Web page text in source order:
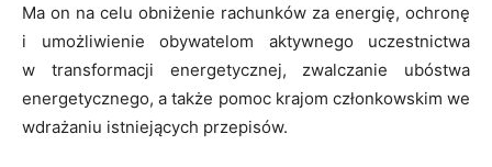
Ma on na celu obniżenie rachunków za energię, ochronę
i umożliwienie obywatelom aktywnego uczestnictwa
w transformacji energetycznej, zwalczanie ubóstwa
energetycznego, a także pomoc krajom członkowskim we
wdrażaniu istniejących przepisów.